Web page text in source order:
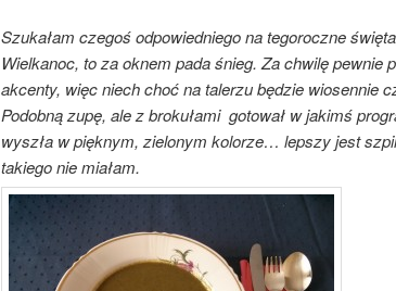
Szukałam czegoś odpowiedniego na tegoroczne
Wielkanoc, to za oknem pada śnieg. Za chwilę
akcenty, więc niech choć na talerzu będzie wiosennie
Podobną zupę, ale z brokułami gotował w jakimś
wyszła w pięknym, zielonym kolorze… lepszy jest
takiego nie miałam.